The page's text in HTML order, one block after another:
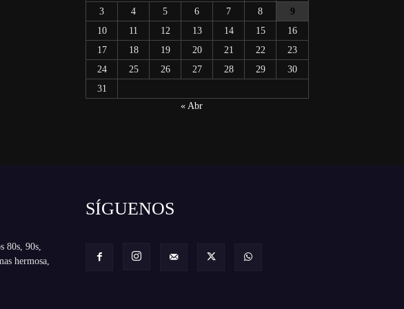
3 4 5 6 7 8
9
10
11 12 13 14 15
16
17
18 19 20 21 22
23
24
25 26 27 28 29
30
31
« Abr
80s, 90s,
hermosa,
SÍGUENOS